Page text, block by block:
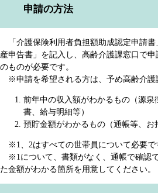
申請の方法
「介護保険利用者負担額助成認定申請書
産申告書」を記入し、高齢介護課窓口で
のものが必要です。
※申請を希望される方は、予め高齢介護
前年中の収入額がわかるもの（源泉
書、給与明細等）
預貯金額がわかるもの（通帳等、お
※1、2はすべての世帯員について必要で
※1について、書類がなく、通帳で確認
た金額がわかる箇所を用意してください。